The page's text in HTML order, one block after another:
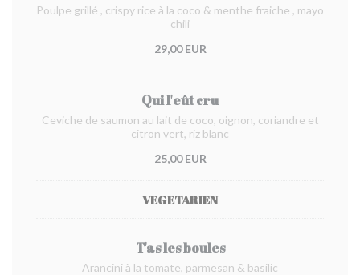
Poulpe grillé , crispy rice à la coco & menthe fraiche , mayo
chili
29,00 EUR
Qui l'eût cru
Ceviche de saumon au lait de coco, oignon, coriandre et
citron vert, riz blanc
25,00 EUR
VEGETARIEN
T'as les boules
Arancini à la tomate, parmesan & basilic